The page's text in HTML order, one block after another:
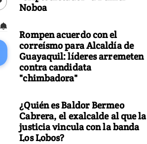
Noboa
Rompen acuerdo con el
correísmo para Alcaldía de
Guayaquil: líderes arremeten
contra candidata
"chimbadora"
¿Quién es Baldor Bermeo
Cabrera, el exalcalde al que la
justicia vincula con la banda
Los Lobos?